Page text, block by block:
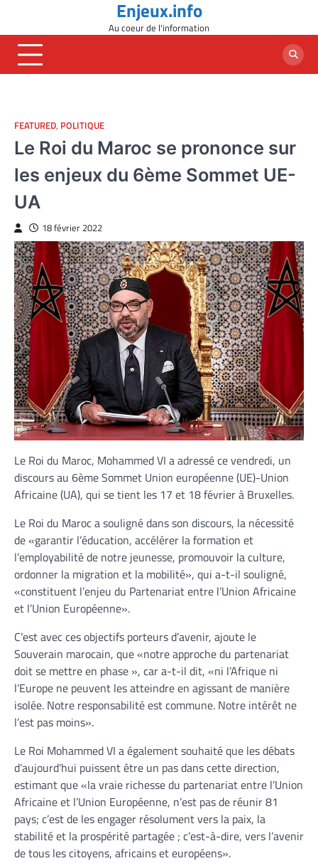
content
Enjeux.info
Au coeur de l'information
FEATURED, POLITIQUE
Le Roi du Maroc se prononce sur
les enjeux du 6ème Sommet UE-
UA
18 février 2022
Le Roi du Maroc, Mohammed VI a adressé ce vendredi, un
discours au 6ème Sommet Union européenne (UE)-Union
Africaine (UA), qui se tient les 17 et 18 février à Bruxelles.
Le Roi du Maroc a souligné dans son discours, la nécessité
de «garantir l’éducation, accélérer la formation et
l’employabilité de notre jeunesse, promouvoir la culture,
ordonner la migration et la mobilité», qui a-t-il souligné,
«constituent l’enjeu du Partenariat entre l’Union Africaine
et l’Union Européenne».
C’est avec ces objectifs porteurs d’avenir, ajoute le
Souverain marocain, que «notre approche du partenariat
doit se mettre en phase », car a-t-il dit, «ni l’Afrique ni
l’Europe ne peuvent les atteindre en agissant de manière
isolée. Notre responsabilité est commune. Notre intérêt ne
l’est pas moins».
Le Roi Mohammed VI a également souhaité que les débats
d’aujourd’hui puissent être un pas dans cette direction,
estimant que «la vraie richesse du partenariat entre l’Union
Africaine et l’Union Européenne, n’est pas de réunir 81
pays; c’est de les engager résolument vers la paix, la
stabilité et la prospérité partagée ; c’est-à-dire, vers l’avenir
de tous les citoyens, africains et européens».